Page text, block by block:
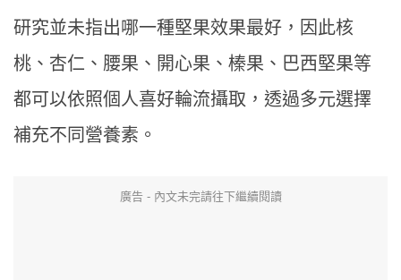
研究並未指出哪一種堅果效果最好，因此核
桃、杏仁、腰果、開心果、榛果、巴西堅果等
都可以依照個人喜好輪流攝取，透過多元選擇
補充不同營養素。
廣告 - 內文未完請往下繼續閱讀